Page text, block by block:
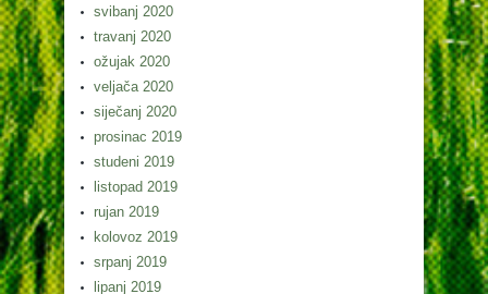
svibanj 2020
travanj 2020
ožujak 2020
veljača 2020
siječanj 2020
prosinac 2019
studeni 2019
listopad 2019
rujan 2019
kolovoz 2019
srpanj 2019
lipanj 2019